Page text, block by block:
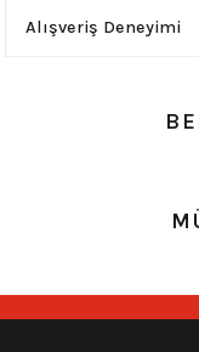
Alışveriş Deneyimi
0.0 Puan -
693,00₺